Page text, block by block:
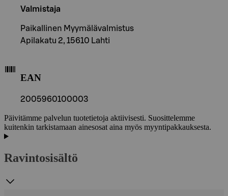
Valmistaja
Paikallinen Myymälävalmistus
Apilakatu 2, 15610 Lahti
EAN
2005960100003
Päivitämme palvelun tuotetietoja aktiivisesti. Suosittelemme
kuitenkin tarkistamaan ainesosat aina myös myyntipakkauksesta.
Ravintosisältö